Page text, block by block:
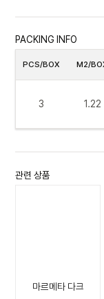
PACKING INFO
PCS/BOX
3
M2/
1.22
관련 상품
마르메타 다크